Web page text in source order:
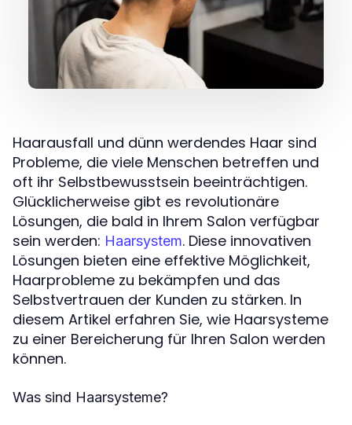
Haarausfall und dünn werdendes Haar sind
Probleme, die viele Menschen betreffen und
oft ihr Selbstbewusstsein beeinträchtigen.
Glücklicherweise gibt es revolutionäre
Lösungen, die bald in Ihrem Salon verfügbar
sein werden: Haarsystem. Diese innovativen
Lösungen bieten eine effektive Möglichkeit,
Haarprobleme zu bekämpfen und das
Selbstvertrauen der Kunden zu stärken. In
diesem Artikel erfahren Sie, wie Haarsysteme
zu einer Bereicherung für Ihren Salon werden
können.
Was sind Haarsysteme?